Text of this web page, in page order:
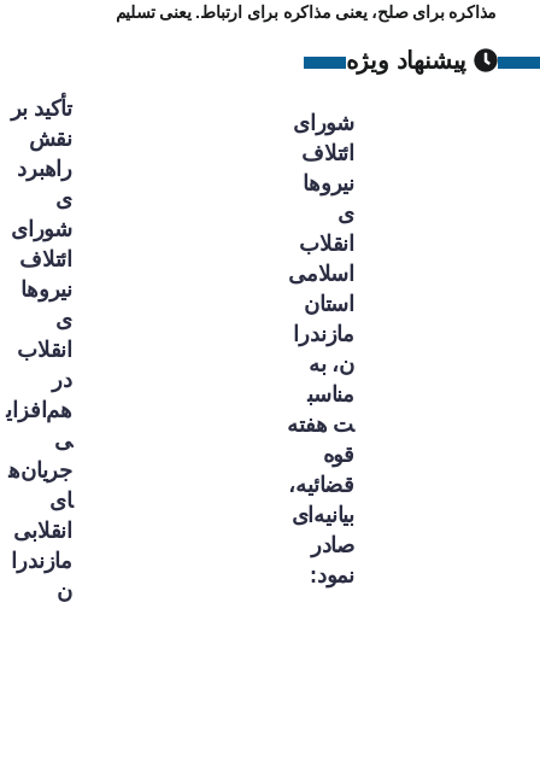
مذاکره برای صلح، یعنی مذاکره برای ارتباط. یعنی تسلیم
پیشنهاد ویژه
شورای
ائتلاف
نیروها
ی
انقلاب
اسلامی
استان
مازندرا
ن، به
مناسب
ت هفته
قوه
قضائیه،
بیانیه‌ای
صادر
نمود:
تأکید بر
نقش
راهبرد
ی
شورای
ائتلاف
نیروها
ی
انقلاب
در
هم‌افزای
ی
جریان‌ه
ای
انقلابی
مازندرا
ن